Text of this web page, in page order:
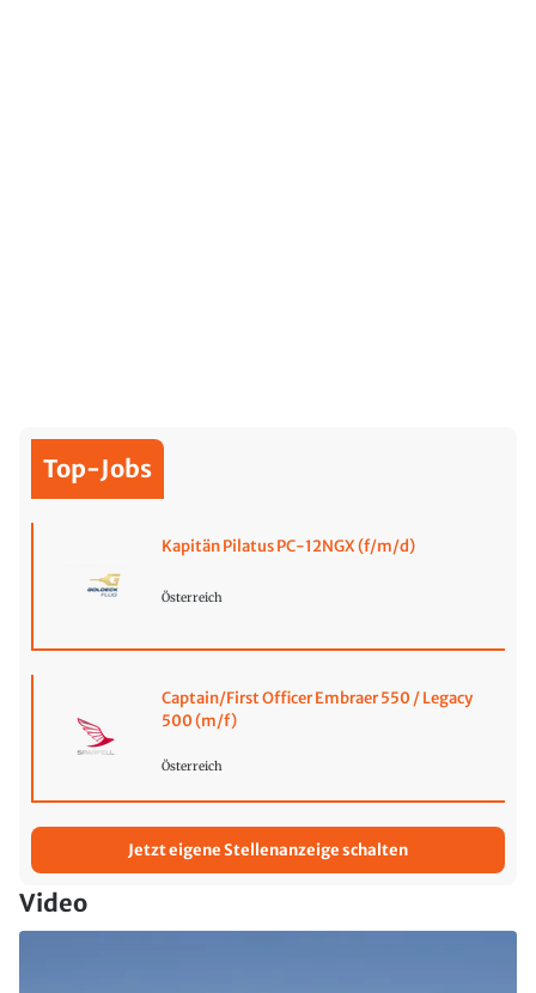
Top-Jobs
Kapitän Pilatus PC-12NGX (f/m/d)
Österreich
Captain/First Officer Embraer 550 / Legacy
500 (m/f)
Österreich
Jetzt eigene Stellenanzeige schalten
Video